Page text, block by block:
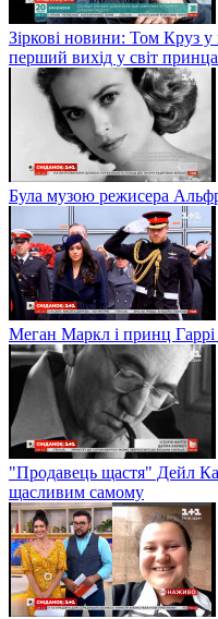
Зіркові новини: Том Круз у
перший вихід у світ
Була музою режисера
Меган Маркл і принц
"Продавець щастя" Дейл
щасливим самому